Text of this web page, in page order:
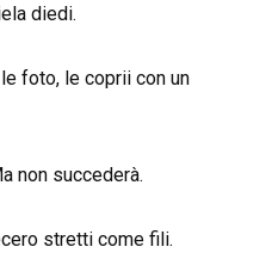
diedi.
foto, le coprii con un
non succederà.
stretti come fili.